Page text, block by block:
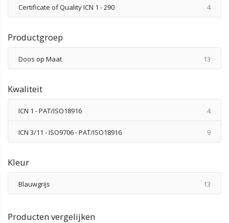
Certificate of Quality ICN 1 - 290 4
Productgroep
Doos op Maat 13
Kwaliteit
ICN 1 - PAT/ISO18916 4
ICN 3/11 - ISO9706 - PAT/ISO18916 9
Kleur
Blauwgrijs 13
Producten vergelijken